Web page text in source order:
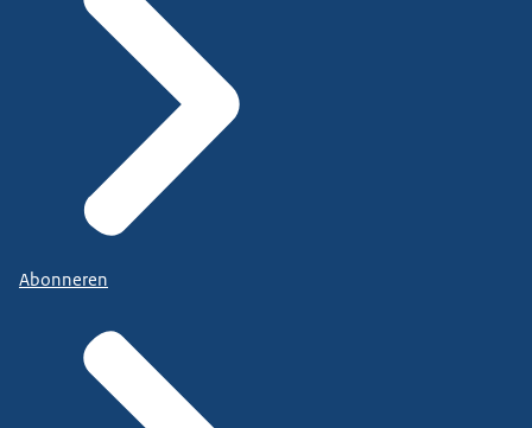
Abonneren